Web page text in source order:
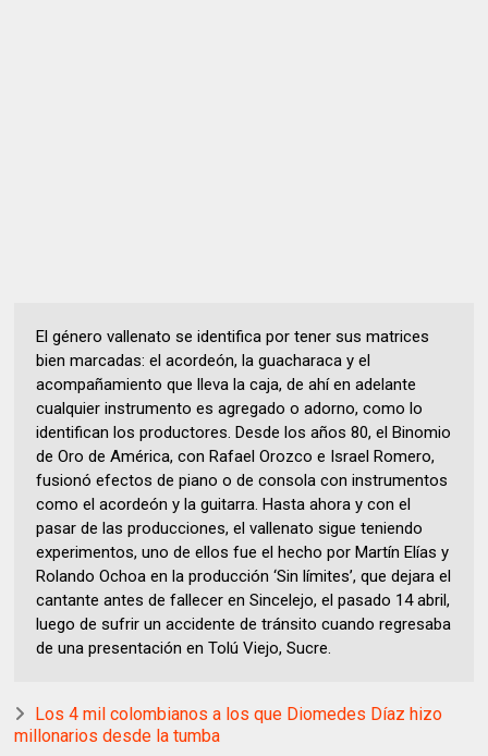
El género vallenato se identifica por tener sus matrices
bien marcadas: el acordeón, la guacharaca y el
acompañamiento que lleva la caja, de ahí en adelante
cualquier instrumento es agregado o adorno, como lo
identifican los productores. Desde los años 80, el Binomio
de Oro de América, con Rafael Orozco e Israel Romero,
fusionó efectos de piano o de consola con instrumentos
como el acordeón y la guitarra. Hasta ahora y con el
pasar de las producciones, el vallenato sigue teniendo
experimentos, uno de ellos fue el hecho por Martín Elías y
Rolando Ochoa en la producción ‘Sin límites’, que dejara el
cantante antes de fallecer en Sincelejo, el pasado 14 abril,
luego de sufrir un accidente de tránsito cuando regresaba
de una presentación en Tolú Viejo, Sucre.
Los 4 mil colombianos a los que Diomedes Díaz hizo
millonarios desde la tumba